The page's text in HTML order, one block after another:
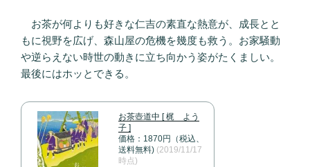
お茶が何よりも好きな仁吉の素直な熱意が、成長とと
もに視野を広げ、森山屋の危機を幾度も救う。お家騒動
や逆らえない時世の動きに立ち向かう姿がたくましい。
最後にはホッとできる。
お茶壺道中 [ 梶 よう
子 ]
価格：1870円（税込、
送料無料) (2019/11/17
時点)